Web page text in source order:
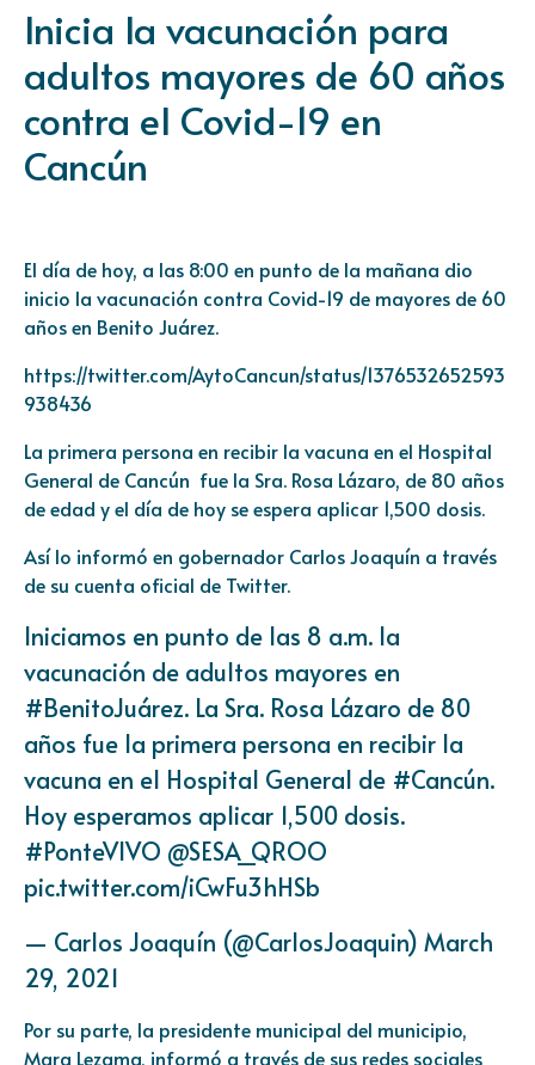
Inicia la vacunación para
adultos mayores de 60 años
contra el Covid-19 en
Cancún
El día de hoy, a las 8:00 en punto de la mañana dio
inicio la vacunación contra Covid-19 de mayores de 60
años en Benito Juárez.
https://twitter.com/AytoCancun/status/1376532652593
938436
La primera persona en recibir la vacuna en el Hospital
General de Cancún fue la Sra. Rosa Lázaro, de 80 años
de edad y el día de hoy se espera aplicar 1,500 dosis.
Así lo informó en gobernador Carlos Joaquín a través
de su cuenta oficial de Twitter.
Iniciamos en punto de las 8 a.m. la
vacunación de adultos mayores en
#BenitoJuárez. La Sra. Rosa Lázaro de 80
años fue la primera persona en recibir la
vacuna en el Hospital General de #Cancún.
Hoy esperamos aplicar 1,500 dosis.
#PonteVIVO @SESA_QROO
pic.twitter.com/iCwFu3hHSb
— Carlos Joaquín (@CarlosJoaquin) March
29, 2021
Por su parte, la presidente municipal del municipio,
Mara Lezama, informó a través de sus redes sociales